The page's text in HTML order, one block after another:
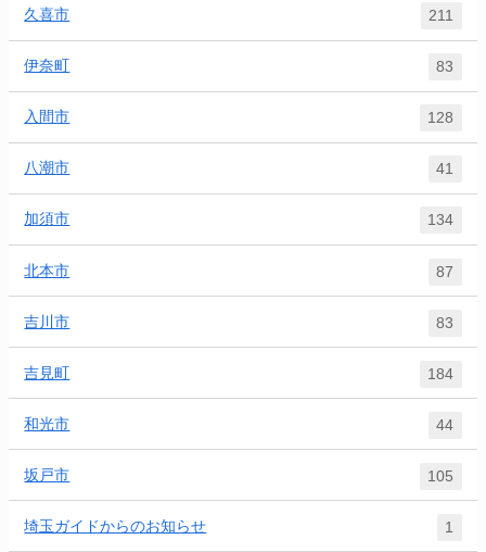
久喜市 211
伊奈町 83
入間市 128
八潮市 41
加須市 134
北本市 87
吉川市 83
吉見町 184
和光市 44
坂戸市 105
埼玉ガイドからのお知らせ 1